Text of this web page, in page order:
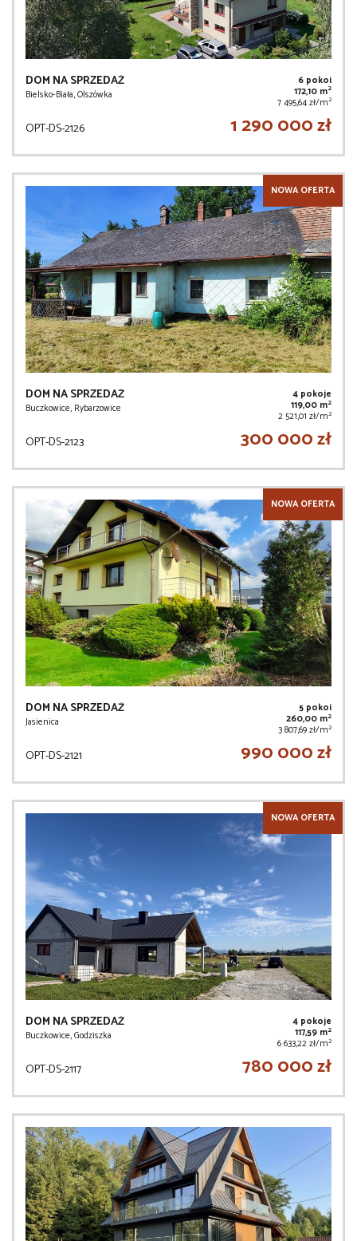
DOM NA SPRZEDAŻ
Bielsko-Biała, Olszówka
6 pokoi
172,10 m2
7 495,64 zł/m2
OPT-DS-2126 1 290 000 zł
NOWA OFERTA
DOM NA SPRZEDAŻ
Buczkowice, Rybarzowice
4 pokoje
119,00 m2
2 521,01 zł/m2
OPT-DS-2123 300 000 zł
NOWA OFERTA
DOM NA SPRZEDAŻ
Jasienica
5 pokoi
260,00 m2
3 807,69 zł/m2
OPT-DS-2121 990 000 zł
NOWA OFERTA
DOM NA SPRZEDAŻ
Buczkowice, Godziszka
4 pokoje
117,59 m2
6 633,22 zł/m2
OPT-DS-2117 780 000 zł